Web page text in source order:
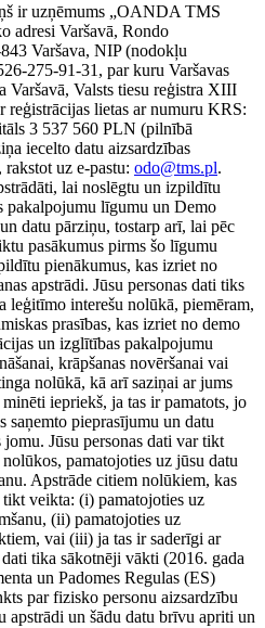
ir uzņēmums „OANDA TMS
adresi Varšavā, Rondo
Varšava, NIP (nodokļu
275-91-31, par kuru Varšavas
Varšavā, Valsts tiesu reģistra XIII
reģistrācijas lietas ar numuru KRS:
3 537 560 PLN (pilnībā
iecelto datu aizsardzības
rakstot uz e-pastu: odo@tms.pl.
lai noslēgtu un izpildītu
pakalpojumu līgumu un Demo
datu pārziņu, tostarp arī, lai pēc
pasākumus pirms šo līgumu
pienākumus, kas izriet no
apstrādi. Jūsu personas dati tiks
leģitīmo interešu nolūkā, piemēram,
prasības, kas izriet no demo
un izglītības pakalpojumu
krāpšanas novēršanai vai
nolūkā, kā arī saziņai ar jums
iepriekš, ja tas ir pamatots, jo
saņemto pieprasījumu un datu
Jūsu personas dati var tikt
pamatojoties uz jūsu datu
Apstrāde citiem nolūkiem, kas
veikta: (i) pamatojoties uz
(ii) pamatojoties uz
vai (iii) ja tas ir saderīgi ar
tika sākotnēji vākti (2016. gada
un Padomes Regulas (ES)
par fizisko personu aizsardzību
apstrādi un šādu datu brīvu apriti un